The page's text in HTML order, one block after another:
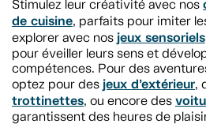
Stimulez leur créativité avec nos
de cuisine, parfaits pour imiter
explorer avec nos jeux sensoriels
pour éveiller leurs sens et
compétences. Pour des
optez pour des jeux d’extérieur,
trottinettes, ou encore des
garantissent des heures de